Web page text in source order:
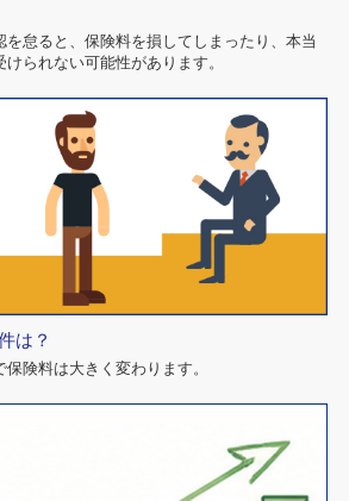
を怠ると、保険料を損してしまったり、本当
られない可能性があります。
は？
険料は大きく変わります。